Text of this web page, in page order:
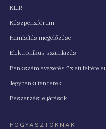
KLIR
Készpénzfórum
Hamisítás megelőzése
Elektronikus számlázás
Bankszámlavezetés üzleti feltételei
Jegybanki tenderek
Beszerzési eljárások
FOGYASZTÓKNAK